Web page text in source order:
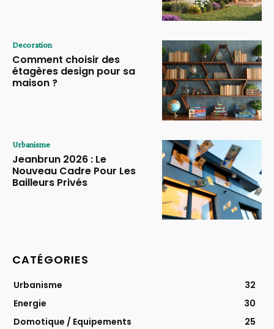
Decoration
Comment choisir des
étagères design pour sa
maison ?
Urbanisme
Jeanbrun 2026 : Le
Nouveau Cadre Pour Les
Bailleurs Privés
CATÉGORIES
Urbanisme
32
Energie
30
Domotique / Equipements
25